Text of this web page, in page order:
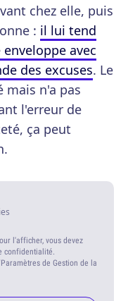
chez elle, puis
: il lui tend
avec
des excuses. Le
mais n'a pas
l'erreur de
ça peut
l'afficher, vous devez
confidentialité.
de Gestion de la